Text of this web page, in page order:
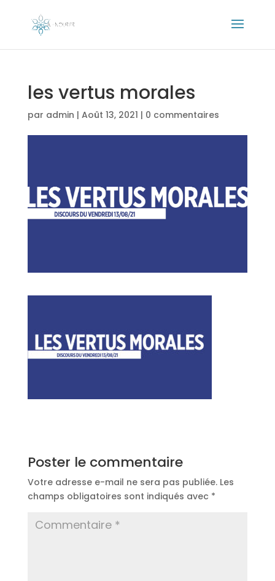
les vertus morales
par admin | Août 13, 2021 | 0 commentaires
Poster le commentaire
Votre adresse e-mail ne sera pas publiée. Les
champs obligatoires sont indiqués avec *